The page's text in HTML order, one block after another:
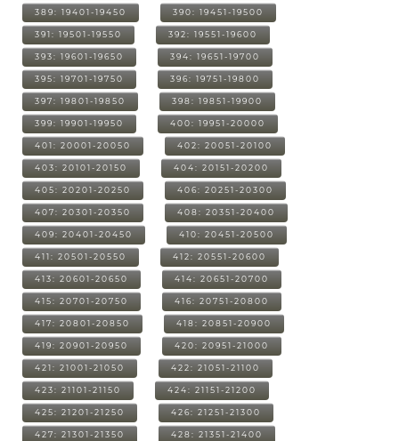
389: 19401-19450 390: 19451-19500
391: 19501-19550 392: 19551-19600
393: 19601-19650 394: 19651-19700
395: 19701-19750 396: 19751-19800
397: 19801-19850 398: 19851-19900
399: 19901-19950 400: 19951-20000
401: 20001-20050 402: 20051-20100
403: 20101-20150 404: 20151-20200
405: 20201-20250 406: 20251-20300
407: 20301-20350 408: 20351-20400
409: 20401-20450 410: 20451-20500
411: 20501-20550 412: 20551-20600
413: 20601-20650 414: 20651-20700
415: 20701-20750 416: 20751-20800
417: 20801-20850 418: 20851-20900
419: 20901-20950 420: 20951-21000
421: 21001-21050 422: 21051-21100
423: 21101-21150 424: 21151-21200
425: 21201-21250 426: 21251-21300
427: 21301-21350 428: 21351-21400